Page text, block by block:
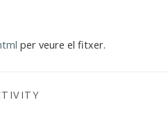
per veure el fitxer.